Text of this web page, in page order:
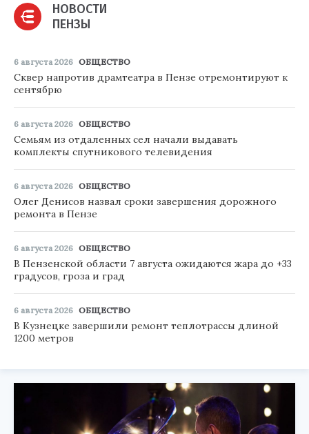
НОВОСТИ
ПЕНЗЫ
6 августа 2026 ОБЩЕСТВО
Сквер напротив драмтеатра в Пензе отремонтируют к
сентябрю
6 августа 2026 ОБЩЕСТВО
Семьям из отдаленных сел начали выдавать
комплекты спутникового телевидения
6 августа 2026 ОБЩЕСТВО
Олег Денисов назвал сроки завершения дорожного
ремонта в Пензе
6 августа 2026 ОБЩЕСТВО
В Пензенской области 7 августа ожидаются жара до +33
градусов, гроза и град
6 августа 2026 ОБЩЕСТВО
В Кузнецке завершили ремонт теплотрассы длиной
1200 метров